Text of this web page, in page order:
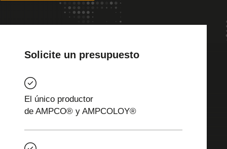
Solicite un presupuesto
El único productor
de AMPCO® y AMPCOLOY®